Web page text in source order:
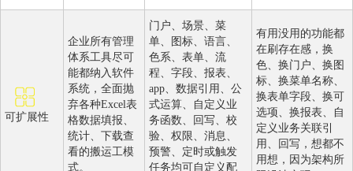
可扩展性
企业所有管理
体系工具尽可
能都纳入软件
系统，全面抛
弃各种Excel表
格数据填报、
统计、下载查
看的搬运工模
式。
门户、场景、菜
单、图标、语言、
色系、表单、流
程、字段、报表、
app、数据引用、公
式运算、自定义业
务函数、回写、校
验、权限、消息、
预警、定时或触发
任务均可自定义配
有用没用的功能都
在刷存在感，换
色、换门户、换图
标、换菜单名称、
换表单字段、换可
选项、换报表、自
定义业务关联引
用、回写，想都不
用想，因为架构所